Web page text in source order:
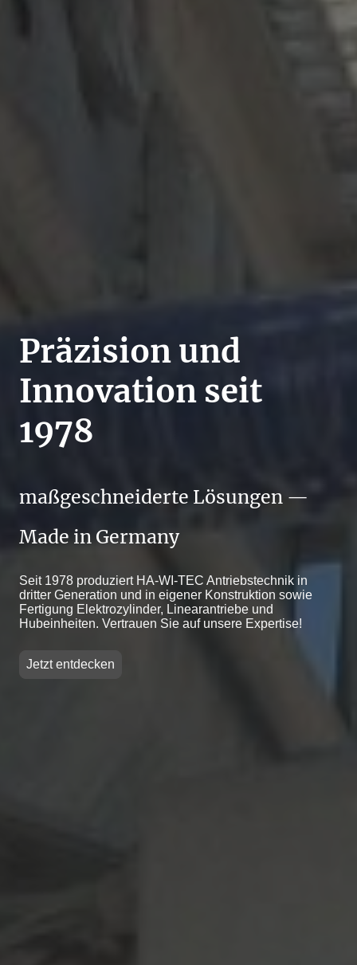
Präzision und
Innovation seit
1978
maßgeschneiderte Lösungen —
Made in Germany
Seit 1978 produziert HA-WI-TEC Antriebstechnik in
dritter Generation und in eigener Konstruktion sowie
Fertigung Elektrozylinder, Linearantriebe und
Hubeinheiten. Vertrauen Sie auf unsere Expertise!
Jetzt entdecken